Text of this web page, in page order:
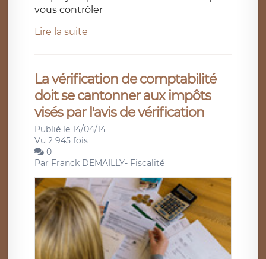
vous contrôler
Lire la suite
La vérification de comptabilité
doit se cantonner aux impôts
visés par l'avis de vérification
Publié le 14/04/14
Vu 2 945 fois
0
Par Franck DEMAILLY- Fiscalité